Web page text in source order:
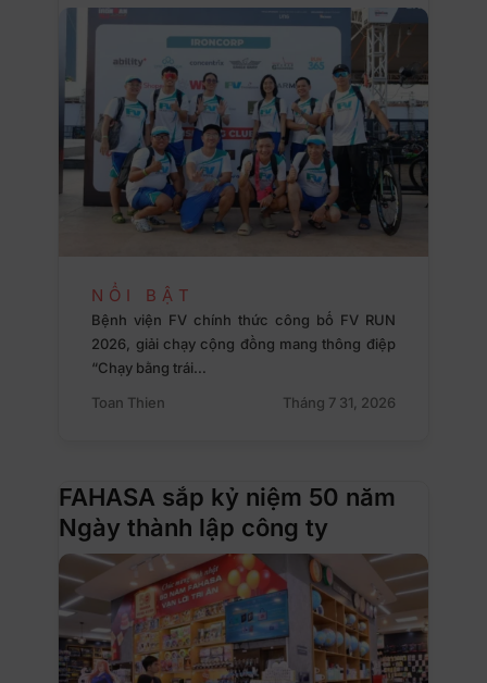
NỔI BẬT
Bệnh viện FV chính thức công bố FV RUN
2026, giải chạy cộng đồng mang thông điệp
“Chạy bằng trái…
Toan Thien
Tháng 7 31, 2026
FAHASA sắp kỷ niệm 50 năm
Ngày thành lập công ty